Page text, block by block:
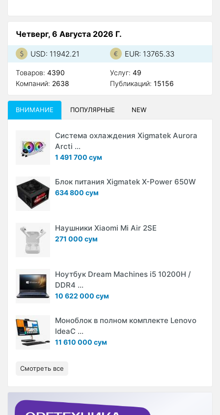
Четверг, 6 Августа 2026 Г.
USD: 11942.21 EUR: 13765.33
Товаров: 4390
Компаний: 2638
Услуг: 49
Публикаций: 15156
ВНИМАНИЕ ПОПУЛЯРНЫЕ NEW
Система охлаждения Xigmatek Aurora
Arcti ...
1 491 700 сум
Блок питания Xigmatek X-Power 650W
634 800 сум
Наушники Xiaomi Mi Air 2SE
271 000 сум
Ноутбук Dream Machines i5 10200H /
DDR4 ...
10 622 000 сум
Моноблок в полном комплекте Lenovo
IdeaC ...
11 610 000 сум
Смотреть все